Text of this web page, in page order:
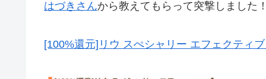
はづきさんから教えてもらって突撃しました！
[100%還元]リウ スぺシャリー エフェクティ